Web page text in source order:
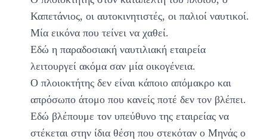
Καπετάνιος, οι αυτοκινητιστές, οι παλιοί ναυτικοί.
Μία εικόνα που τείνει να χαθεί.
Εδώ η παραδοσιακή ναυτιλιακή εταιρεία
λειτουργεί ακόμα σαν μία οικογένεια.
Ο πλοιοκτήτης δεν είναι κάποιο απόμακρο και
απρόσωπο άτομο που κανείς ποτέ δεν τον βλέπει.
Εδώ βλέπουμε τον υπεύθυνο της εταιρείας να
στέκεται στην ίδια θέση που στεκόταν ο Μηνάς ο